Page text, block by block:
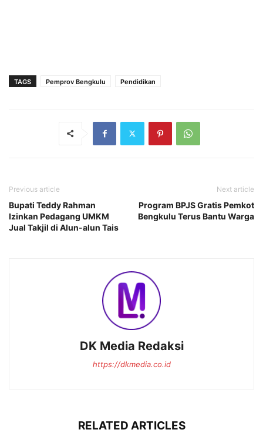
TAGS Pemprov Bengkulu Pendidikan
Previous article
Bupati Teddy Rahman
Izinkan Pedagang UMKM
Jual Takjil di Alun-alun Tais
Next article
Program BPJS Gratis Pemkot
Bengkulu Terus Bantu Warga
DK Media Redaksi
https://dkmedia.co.id
RELATED ARTICLES